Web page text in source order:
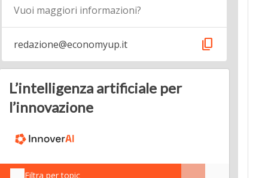
Vuoi maggiori informazioni?
redazione@economyup.it content_copy
L’intelligenza artificiale per
l’innovazione
Filtra per topic